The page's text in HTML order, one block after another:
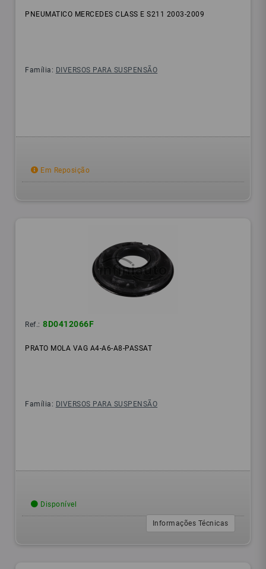
PNEUMATICO MERCEDES CLASS E S211 2003-2009
Família: DIVERSOS PARA SUSPENSÃO
Em Reposição
Ref.: 8D0412066F
PRATO MOLA VAG A4-A6-A8-PASSAT
Família: DIVERSOS PARA SUSPENSÃO
Disponível
Informações Técnicas